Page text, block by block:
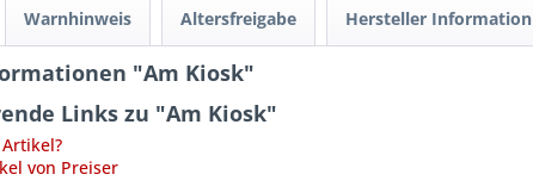
Warnhinweis Altersfreigabe Hersteller Information
"Am Kiosk"
Links zu "Am Kiosk"
von Preiser